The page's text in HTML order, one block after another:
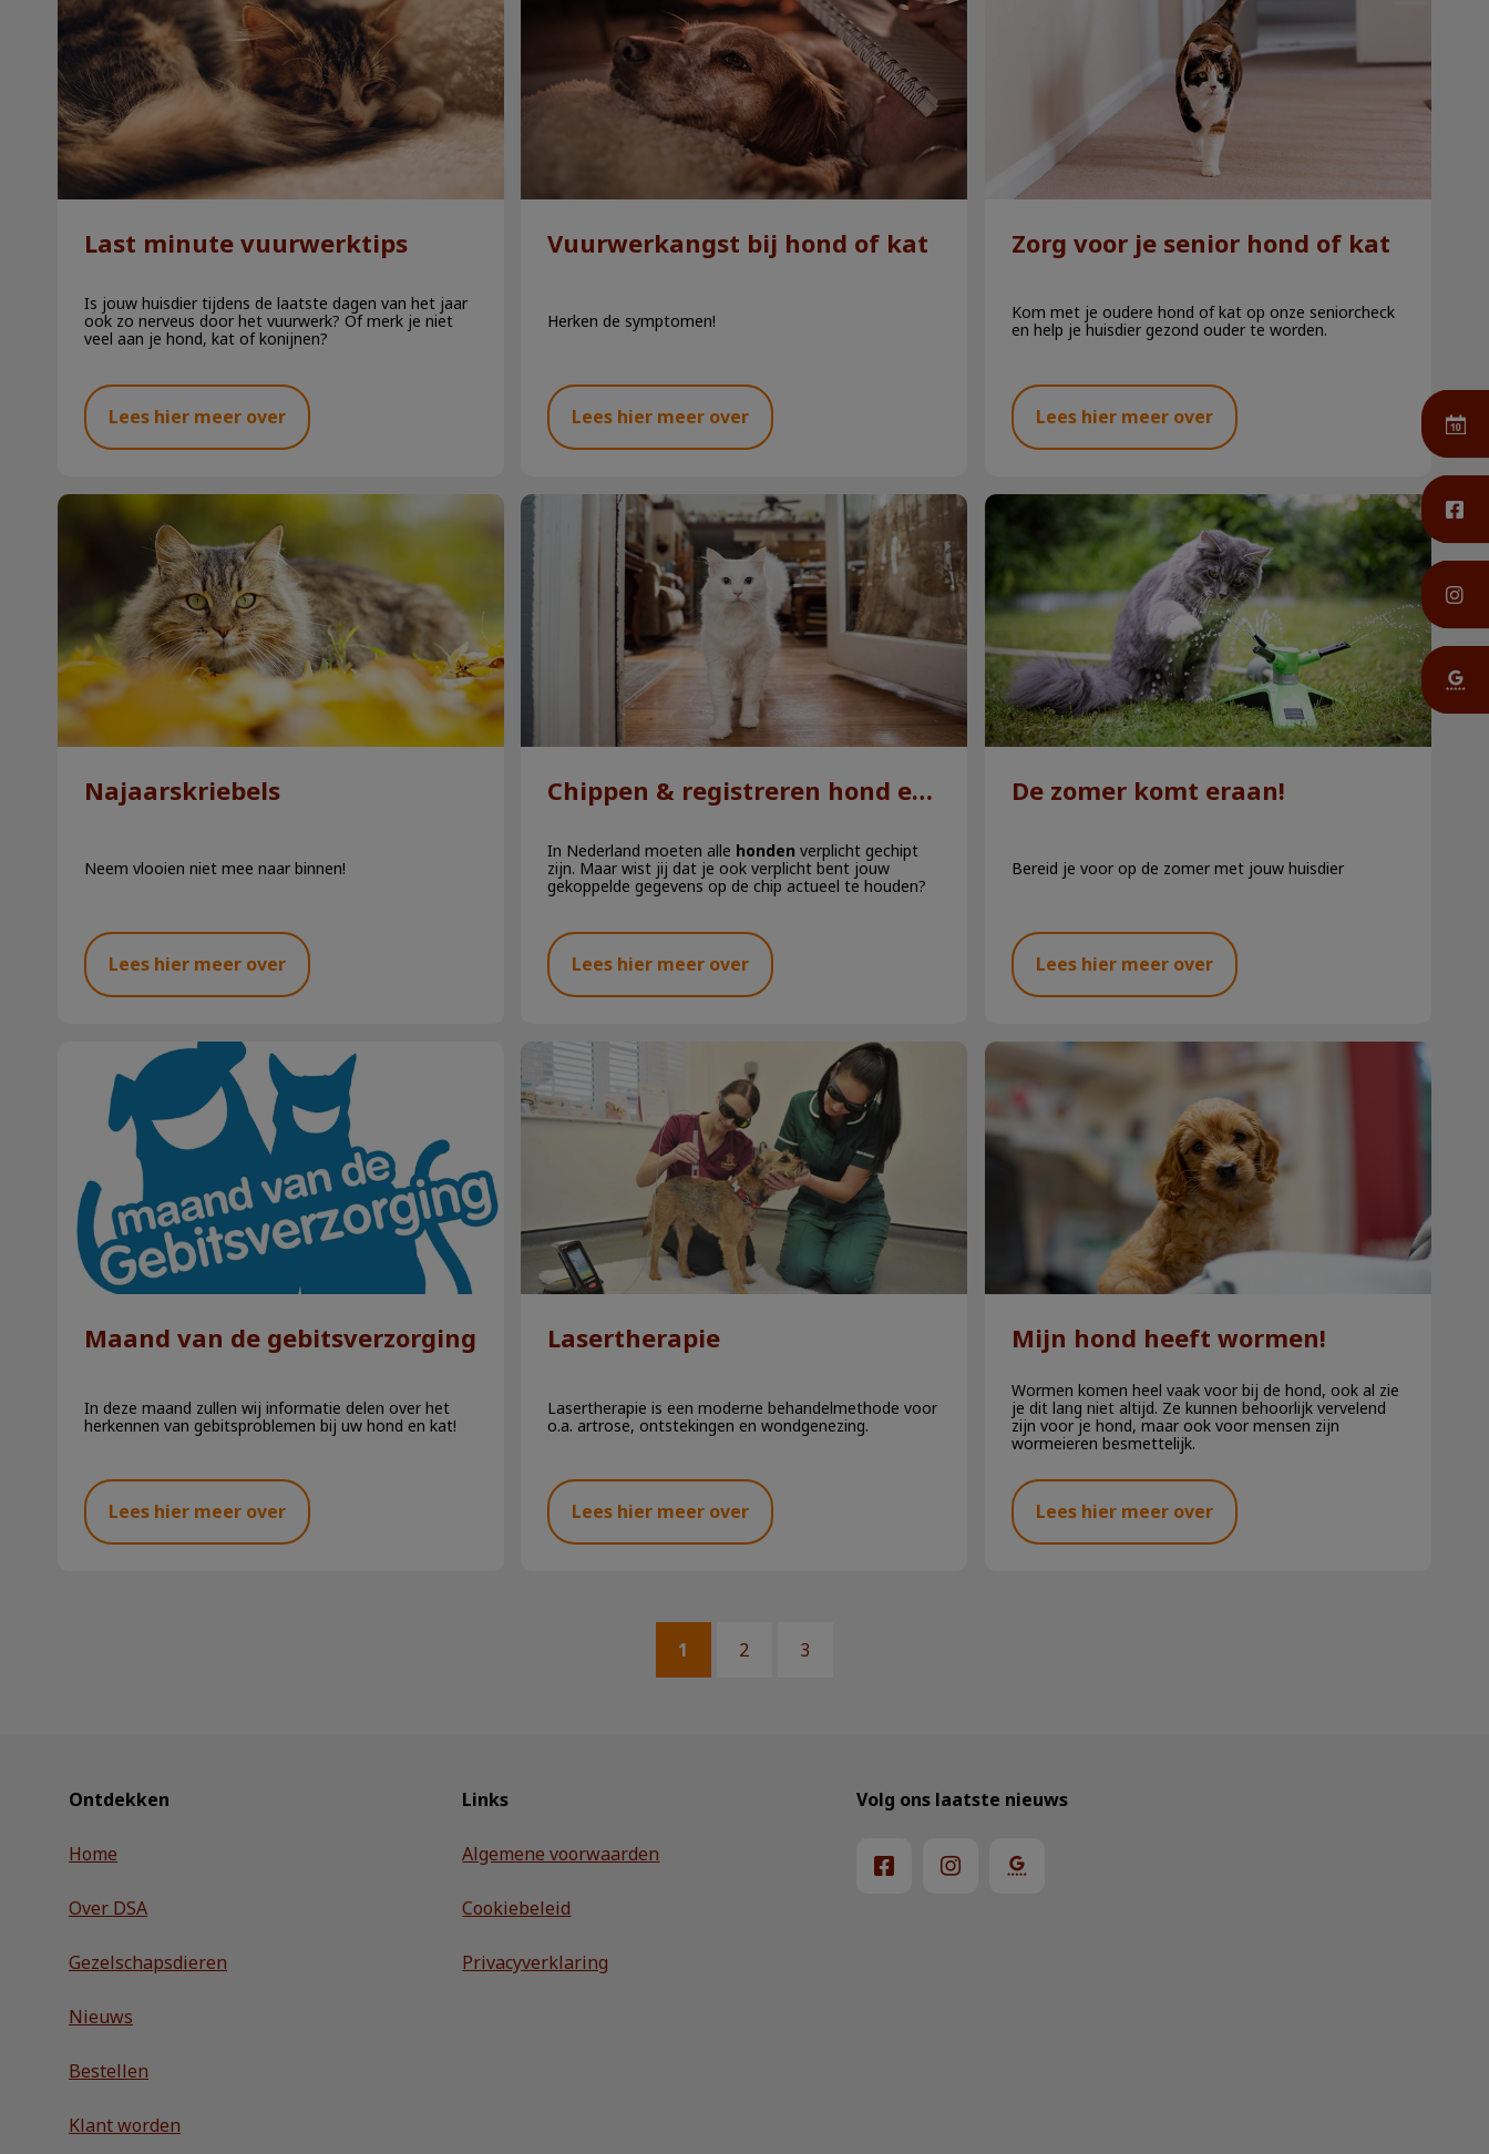
Last minute vuurwerktips
Is jouw huisdier tijdens de laatste dagen van het jaar
ook zo nerveus door het vuurwerk? Of merk je niet
veel aan je hond, kat of konijnen?
Lees hier meer over
Vuurwerkangst bij hond of kat
Herken de symptomen!
Lees hier meer over
Zorg voor je senior hond of kat
Kom met je oudere hond of kat op onze seniorcheck
en help je huisdier gezond ouder te worden.
Lees hier meer over
Najaarskriebels
Najaarskriebels
Neem vlooien niet mee naar binnen!
Lees hier meer over
Chippen & registreren hond en kat
Chippen & registreren hond en kat
In Nederland moeten alle honden verplicht gechipt
zijn. Maar wist jij dat je ook verplicht bent jouw
gekoppelde gegevens op de chip actueel te houden?
Lees hier meer over
De zomer komt eraan!
De zomer komt eraan!
Bereid je voor op de zomer met jouw huisdier
Lees hier meer over
Maand van de gebitsverzorging
Maand van de gebitsverzorging
In deze maand zullen wij informatie delen over het
herkennen van gebitsproblemen bij uw hond en kat!
Lees hier meer over
Lasertherapie
Lasertherapie
Lasertherapie is een moderne behandelmethode voor
o.a. artrose, ontstekingen en wondgenezing.
Lees hier meer over
Mijn hond heeft wormen!
Mijn hond heeft wormen!
Wormen komen heel vaak voor bij de hond, ook al zie
je dit lang niet altijd. Ze kunnen behoorlijk vervelend
zijn voor je hond, maar ook voor mensen zijn
wormeieren besmettelijk.
Lees hier meer over
1 2 3
Ontdekken
Home
Over DSA
Gezelschapsdieren
Nieuws
Bestellen
Klant worden
Links
Algemene voorwaarden
Cookiebeleid
Privacyverklaring
Volg ons laatste nieuws